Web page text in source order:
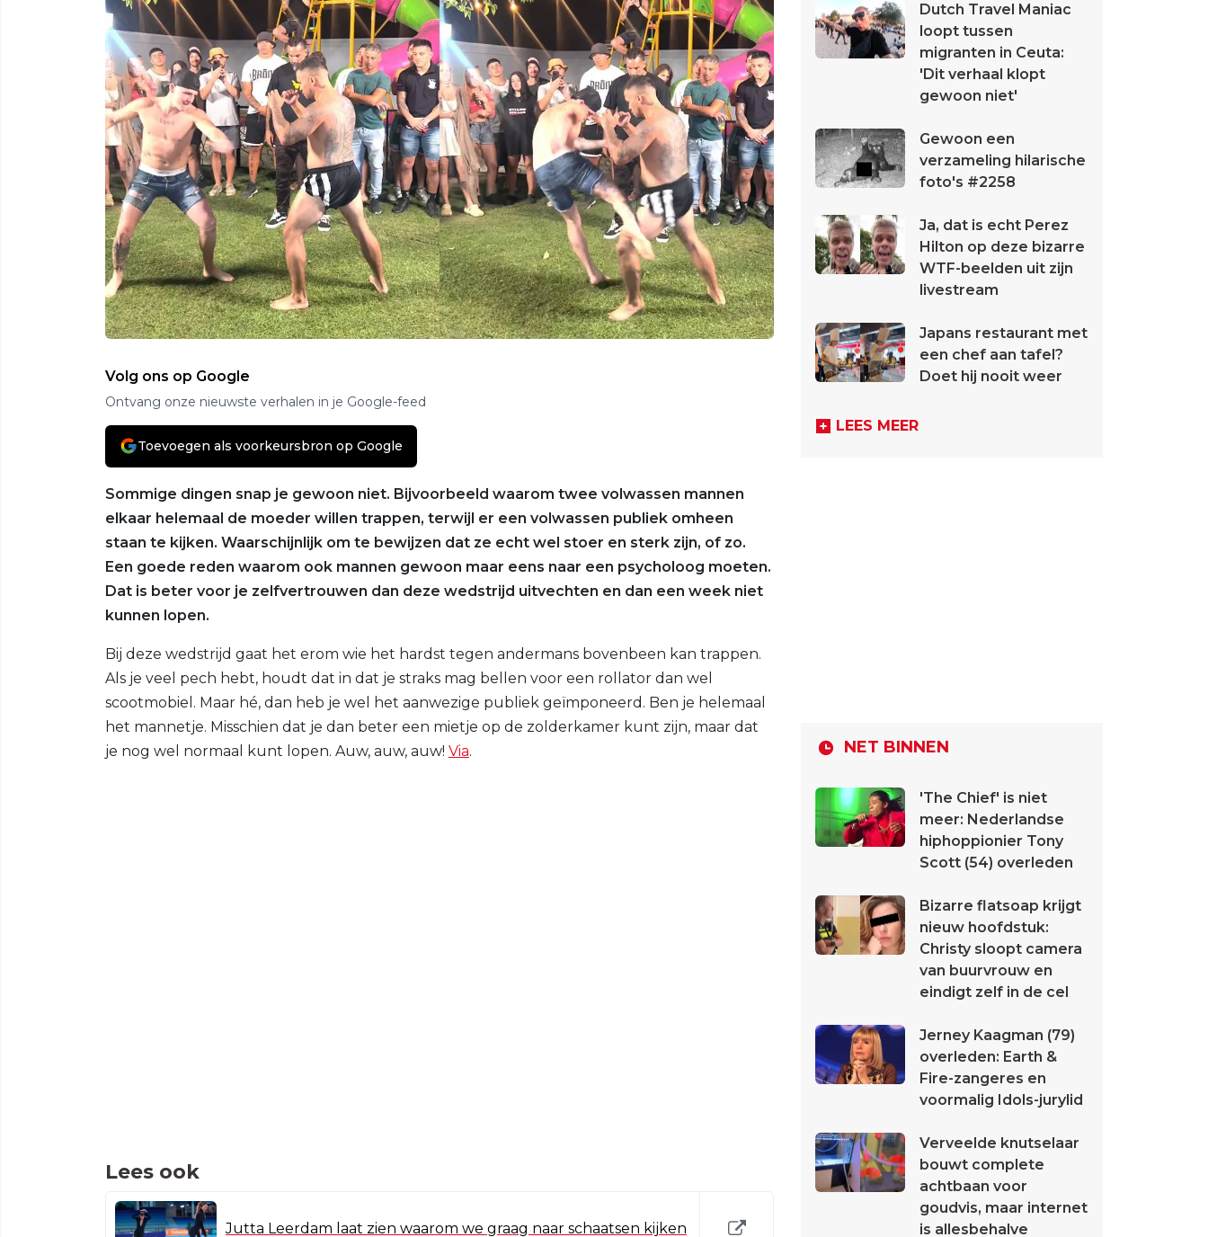
Volg ons op Google
Ontvang onze nieuwste verhalen in je Google-feed
Toevoegen als voorkeursbron op Google
Sommige dingen snap je gewoon niet. Bijvoorbeeld waarom twee volwassen mannen
elkaar helemaal de moeder willen trappen, terwijl er een volwassen publiek omheen
staan te kijken. Waarschijnlijk om te bewijzen dat ze echt wel stoer en sterk zijn, of zo.
Een goede reden waarom ook mannen gewoon maar eens naar een psycholoog moeten.
Dat is beter voor je zelfvertrouwen dan deze wedstrijd uitvechten en dan een week niet
kunnen lopen.
Bij deze wedstrijd gaat het erom wie het hardst tegen andermans bovenbeen kan trappen.
Als je veel pech hebt, houdt dat in dat je straks mag bellen voor een rollator dan wel
scootmobiel. Maar hé, dan heb je wel het aanwezige publiek geïmponeerd. Ben je helemaal
het mannetje. Misschien dat je dan beter een mietje op de zolderkamer kunt zijn, maar dat
je nog wel normaal kunt lopen. Auw, auw, auw! Via.
Lees ook
Jutta Leerdam laat zien waarom we graag naar schaatsen kijken
Dutch Travel Maniac
loopt tussen
migranten in Ceuta:
'Dit verhaal klopt
gewoon niet'
Gewoon een
verzameling hilarische
foto's #2258
Ja, dat is echt Perez
Hilton op deze bizarre
WTF-beelden uit zijn
livestream
Japans restaurant met
een chef aan tafel?
Doet hij nooit weer
LEES MEER
NET BINNEN
'The Chief' is niet
meer: Nederlandse
hiphoppionier Tony
Scott (54) overleden
Bizarre flatsoap krijgt
nieuw hoofdstuk:
Christy sloopt camera
van buurvrouw en
eindigt zelf in de cel
Jerney Kaagman (79)
overleden: Earth &
Fire-zangeres en
voormalig Idols-jurylid
Verveelde knutselaar
bouwt complete
achtbaan voor
goudvis, maar internet
is allesbehalve